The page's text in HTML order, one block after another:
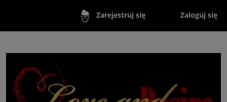
Zarejestruj się Zaloguj się